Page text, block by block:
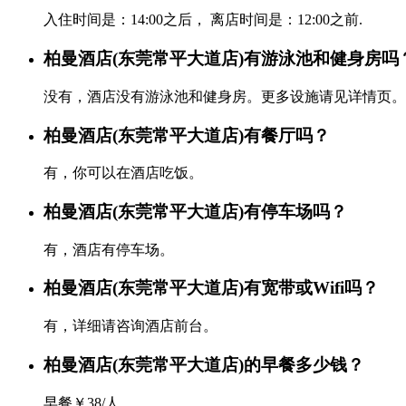
入住时间是：14:00之后， 离店时间是：12:00之前.
柏曼酒店(东莞常平大道店)有游泳池和健身房吗
没有，酒店没有游泳池和健身房。更多设施请见详情页。
柏曼酒店(东莞常平大道店)有餐厅吗？
有，你可以在酒店吃饭。
柏曼酒店(东莞常平大道店)有停车场吗？
有，酒店有停车场。
柏曼酒店(东莞常平大道店)有宽带或Wifi吗？
有，详细请咨询酒店前台。
柏曼酒店(东莞常平大道店)的早餐多少钱？
早餐￥38/人。